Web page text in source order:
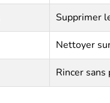
Supprimer
Nettoyer
Rincer sans